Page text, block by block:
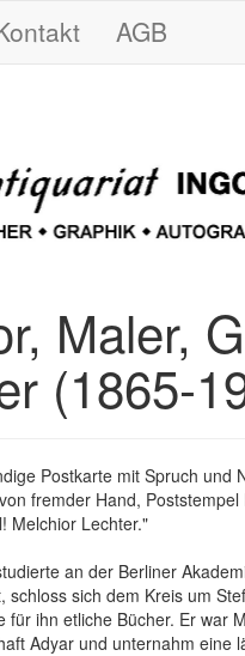
AGB
Maler,
(1865-
Postkarte mit Spruch und
fremder Hand,
Melchior Lechter."
an der Berliner
schloss sich dem Kreis um
für ihn etliche Bücher. Er war
Adyar und unternahm eine